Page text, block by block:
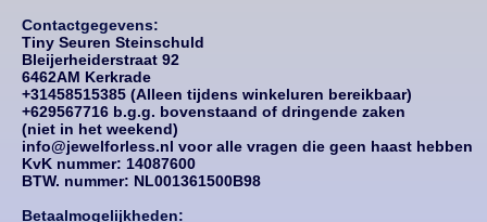
Contactgegevens:
Tiny Seuren Steinschuld
Bleijerheiderstraat 92
6462AM Kerkrade
+31458515385 (Alleen tijdens winkeluren bereikbaar)
+629567716 b.g.g. bovenstaand of dringende zaken
(niet in het weekend)
info@jewelforless.nl voor alle vragen die geen haast hebben
KvK nummer: 14087600
BTW. nummer: NL001361500B98
Betaalmogelijkheden: